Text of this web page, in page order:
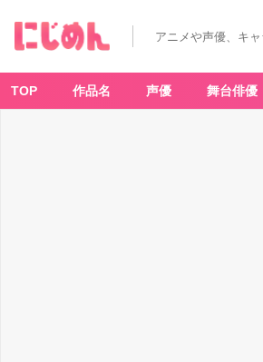
アニメや声優、キ
TOP 作品名 声優 舞台俳優